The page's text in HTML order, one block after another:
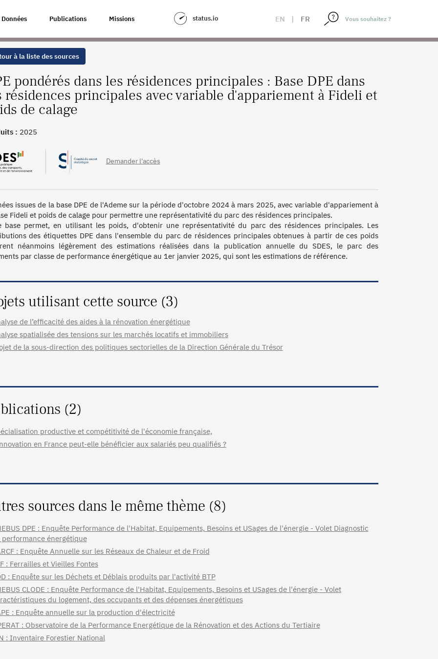
Données Publications Missions status.io EN | FR
PRINCIPALES AVEC VARIABLE D'APPARIEMENT À FIDELI ET POIDS DE CALAGE
à la liste des sources
pondérés dans les résidences principales : Base DPE dans
résidences principales avec variable d'appariement à Fideli et
de calage
: 2025
Demander l'accès
issues de la base DPE de l'Ademe sur la période d'octobre 2024 à mars 2025, avec variable d'appariement à
Fideli et poids de calage pour permettre une représentativité du parc des résidences principales.
base permet, en utilisant les poids, d'obtenir une représentativité du parc des résidences principales. Les
des étiquettes DPE dans l'ensemble du parc de résidences principales obtenues à partir de ces poids
néanmoins légèrement des estimations réalisées dans la publication annuelle du SDES, le parc des
par classe de performance énergétique au 1er janvier 2025, qui sont les estimations de référence.
utilisant cette source (3)
de l’efficacité des aides à la rénovation énergétique
spatialisée des tensions sur les marchés locatifs et immobiliers
de la sous-direction des politiques sectorielles de la Direction Générale du Trésor
(2)
productive et compétitivité de l'économie française,
en France peut-elle bénéficier aux salariés peu qualifiés ?
sources dans le même thème (8)
DPE : Enquête Performance de l'Habitat, Equipements, Besoins et USages de l'énergie - Volet Diagnostic
performance énergétique
: Enquête Annuelle sur les Réseaux de Chaleur et de Froid
: Ferrailles et Vieilles Fontes
: Enquête sur les Déchets et Déblais produits par l'activité BTP
CLODE : Enquête Performance de l'Habitat, Equipements, Besoins et USages de l'énergie - Volet
du logement, des occupants et des dépenses énergétiques
: Enquête annuelle sur la production d'électricité
: Observatoire de la Performance Energétique de la Rénovation et des Actions du Tertiaire
: Inventaire Forestier National